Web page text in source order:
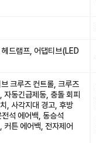
드램프, 어댑티브(LED
크루즈 컨트롤, 크루즈
자동긴급제동, 충돌 회피
, 사각지대 경고, 후방
석 에어백, 동승석
커튼 에어백, 전자제어